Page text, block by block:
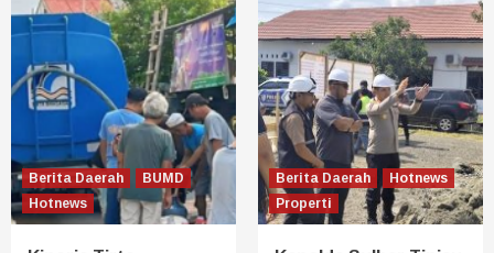
Berita Daerah
BUMD
Hotnews
Berita Daerah
Hotnews
Properti